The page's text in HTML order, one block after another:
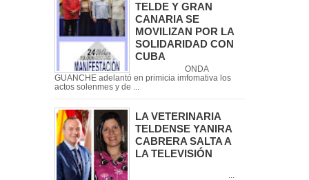
TELDE Y GRAN
CANARIA SE
MOVILIZAN POR LA
SOLIDARIDAD CON
CUBA
ONDA
GUANCHE adelantó en primicia imfomativa los
actos solenmes y de ...
LA VETERINARIA
TELDENSE YANIRA
CABRERA SALTA A
LA TELEVISIÓN